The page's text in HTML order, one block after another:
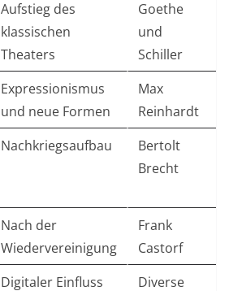
Aufstieg des
klassischen
Theaters
Goethe
und
Schiller
Expressionismus
und neue Formen
Max
Reinhardt
Nachkriegsaufbau
Bertolt
Brecht
Nach der
Wiedervereinigung
Frank
Castorf
Digitaler Einfluss
Diverse